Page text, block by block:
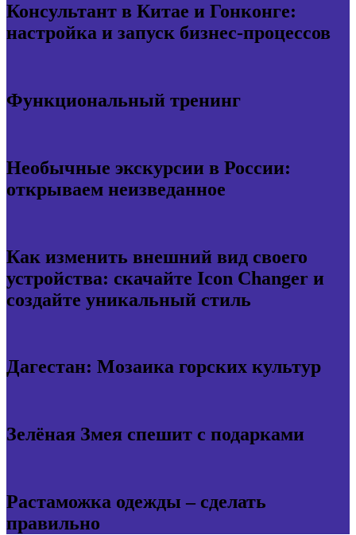
Консультант в Китае и Гонконге:
настройка и запуск бизнес-процессов
Функциональный тренинг
Необычные экскурсии в России:
открываем неизведанное
Как изменить внешний вид своего
устройства: скачайте Icon Changer и
создайте уникальный стиль
Дагестан: Мозаика горских культур
Зелёная Змея спешит с подарками
Растаможка одежды – сделать
правильно